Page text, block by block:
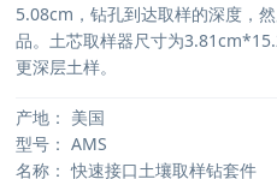
5.08cm，钻孔到达取样的深度，
品。土芯取样器尺寸为
更深层土样。
产地： 美国
型号： AMS
名称： 快速接口土壤取样钻套件